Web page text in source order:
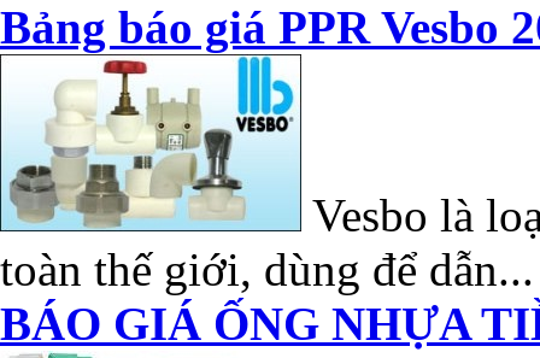
Bảng báo giá PPR Vesbo
Vesbo là
toàn thế giới, dùng để dẫn...
BÁO GIÁ ỐNG NHỰA